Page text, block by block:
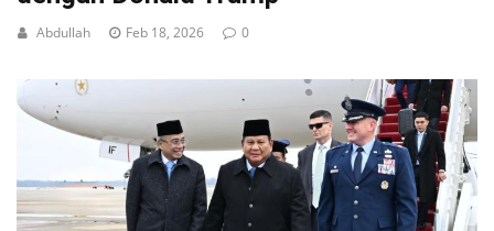
Abdullah Feb 18, 2026 0